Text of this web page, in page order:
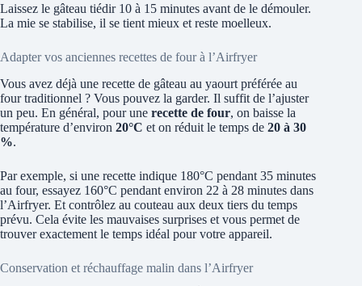
Laissez le gâteau tiédir 10 à 15 minutes avant de le démouler.
La mie se stabilise, il se tient mieux et reste moelleux.
Adapter vos anciennes recettes de four à l’Airfryer
Vous avez déjà une recette de gâteau au yaourt préférée au
four traditionnel ? Vous pouvez la garder. Il suffit de l’ajuster
un peu. En général, pour une recette de four, on baisse la
température d’environ 20°C et on réduit le temps de 20 à 30
%.
Par exemple, si une recette indique 180°C pendant 35 minutes
au four, essayez 160°C pendant environ 22 à 28 minutes dans
l’Airfryer. Et contrôlez au couteau aux deux tiers du temps
prévu. Cela évite les mauvaises surprises et vous permet de
trouver exactement le temps idéal pour votre appareil.
Conservation et réchauffage malin dans l’Airfryer